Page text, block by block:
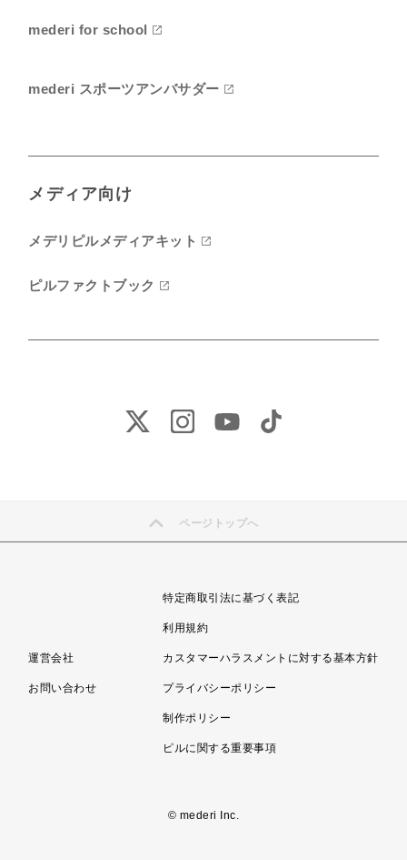
mederi for school
mederi スポーツアンバサダー
メディア向け
メデリピルメディアキット
ピルファクトブック
ページトップへ
運営会社
お問い合わせ
特定商取引法に基づく表記
利用規約
カスタマーハラスメントに対する基本方針
プライバシーポリシー
制作ポリシー
ピルに関する重要事項
© mederi Inc.